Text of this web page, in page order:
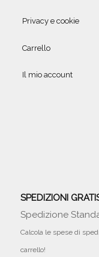
Privacy e cookie
Carrello
Il mio account
SPEDIZIONI
Spedizione
Calcola le spese di
carrello!